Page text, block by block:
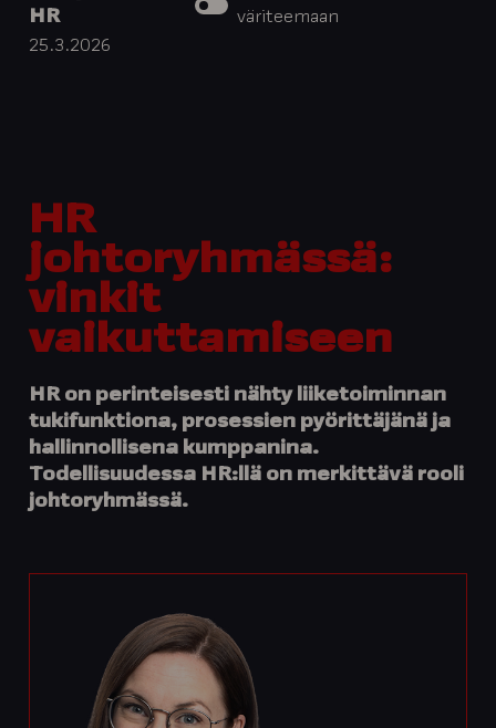
HR
25.3.2026
väriteemaan
HR
johtoryhmässä:
vinkit
vaikuttamiseen
HR on perinteisesti nähty liiketoiminnan
tukifunktiona, prosessien pyörittäjänä ja
hallinnollisena kumppanina.
Todellisuudessa HR:llä on merkittävä rooli
johtoryhmässä.